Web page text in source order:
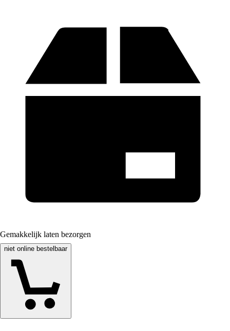
Gemakkelijk laten bezorgen
niet online bestelbaar